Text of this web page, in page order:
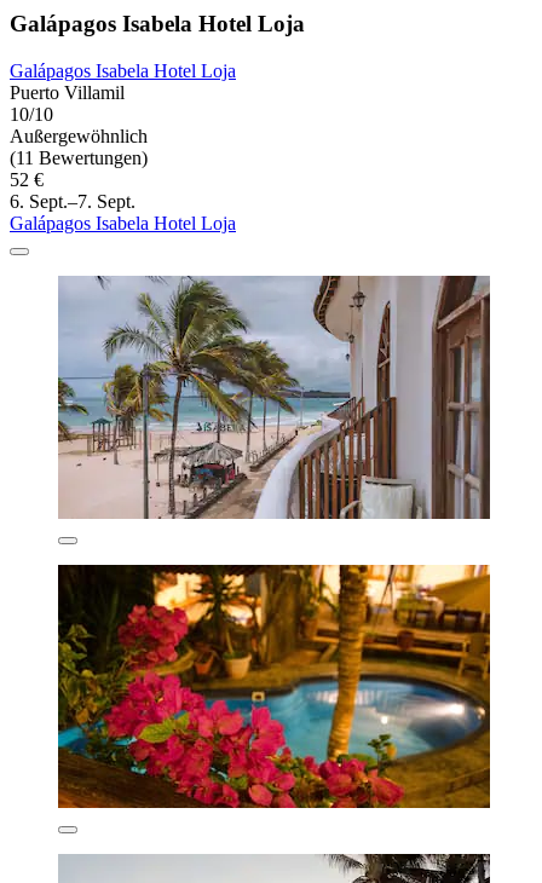
Galápagos Isabela Hotel Loja
Galápagos Isabela Hotel Loja
Puerto Villamil
10/10
Außergewöhnlich
(11 Bewertungen)
52 €
6. Sept.–7. Sept.
Galápagos Isabela Hotel Loja